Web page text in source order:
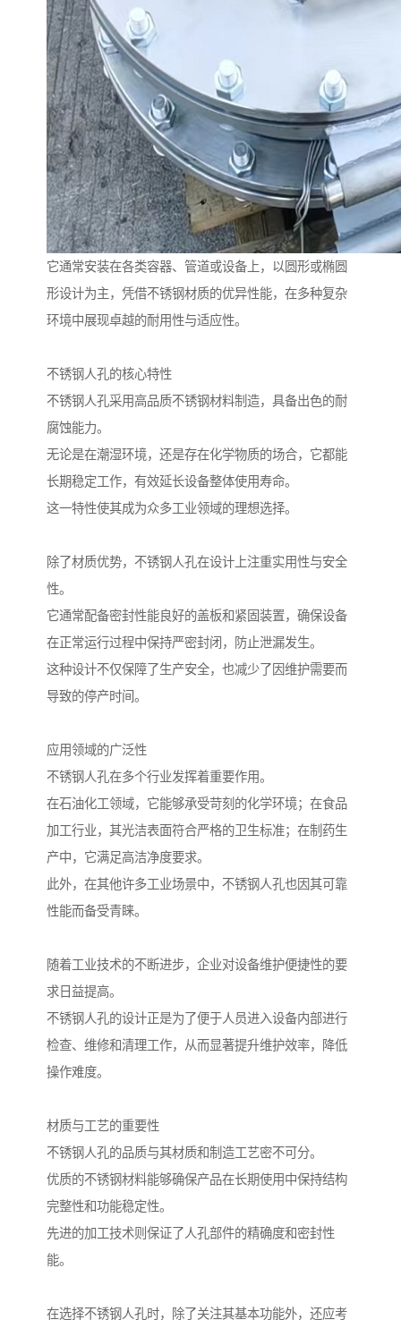
它通常安装在各类容器、管道或设备上，以圆形或椭圆
形设计为主，凭借不锈钢材质的优异性能，在多种复杂
环境中展现卓越的耐用性与适应性。
不锈钢人孔的核心特性
不锈钢人孔采用高品质不锈钢材料制造，具备出色的耐
腐蚀能力。
无论是在潮湿环境，还是存在化学物质的场合，它都能
长期稳定工作，有效延长设备整体使用寿命。
这一特性使其成为众多工业领域的理想选择。
除了材质优势，不锈钢人孔在设计上注重实用性与安全
性。
它通常配备密封性能良好的盖板和紧固装置，确保设备
在正常运行过程中保持严密封闭，防止泄漏发生。
这种设计不仅保障了生产安全，也减少了因维护需要而
导致的停产时间。
应用领域的广泛性
不锈钢人孔在多个行业发挥着重要作用。
在石油化工领域，它能够承受苛刻的化学环境；在食品
加工行业，其光洁表面符合严格的卫生标准；在制药生
产中，它满足高洁净度要求。
此外，在其他许多工业场景中，不锈钢人孔也因其可靠
性能而备受青睐。
随着工业技术的不断进步，企业对设备维护便捷性的要
求日益提高。
不锈钢人孔的设计正是为了便于人员进入设备内部进行
检查、维修和清理工作，从而显著提升维护效率，降低
操作难度。
材质与工艺的重要性
不锈钢人孔的品质与其材质和制造工艺密不可分。
优质的不锈钢材料能够确保产品在长期使用中保持结构
完整性和功能稳定性。
先进的加工技术则保证了人孔部件的精确度和密封性
能。
在选择不锈钢人孔时，除了关注其基本功能外，还应考